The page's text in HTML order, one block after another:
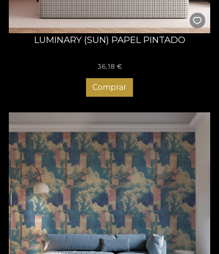
LUMINARY (SUN) PAPEL PINTADO
36,18 €
Comprar